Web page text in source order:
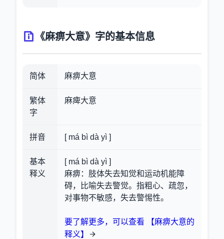
《麻痹大意》字的基本信息
简体 麻痹大意
繁体
字
麻痺大意
拼音 [ má bì dà yì ]
基本
释义
[ má bì dà yì ]
麻痹：肢体失去知觉和运动机能障
碍，比喻失去警觉。指粗心、疏忽，
对事物不敏感，失去警惕性。
要了解更多，可以查看 【麻痹大意的
释义】